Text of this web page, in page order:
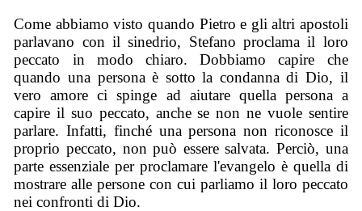
Come abbiamo visto quando Pietro e gli altri apostoli
parlavano con il sinedrio, Stefano proclama il loro
peccato in modo chiaro. Dobbiamo capire che
quando una persona è sotto la condanna di Dio, il
vero amore ci spinge ad aiutare quella persona a
capire il suo peccato, anche se non ne vuole sentire
parlare. Infatti, finché una persona non riconosce il
proprio peccato, non può essere salvata. Perciò, una
parte essenziale per proclamare l'evangelo è quella di
mostrare alle persone con cui parliamo il loro peccato
nei confronti di Dio.